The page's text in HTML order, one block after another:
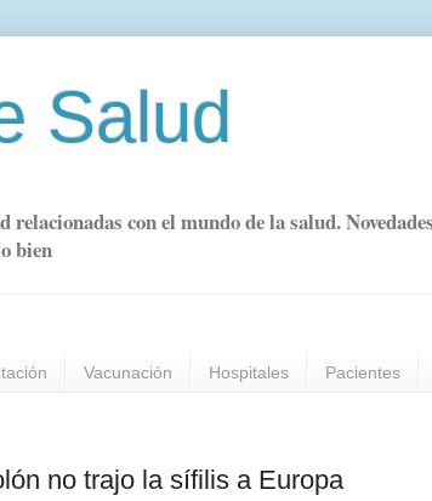
Salud
con el mundo de la salud.
bien
Vacunación Hospitales Pacientes
no trajo la sífilis a Europa